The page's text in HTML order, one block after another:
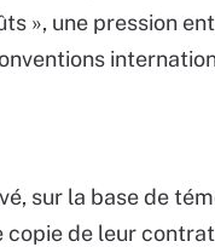
», une pression
sur la base de
de leur